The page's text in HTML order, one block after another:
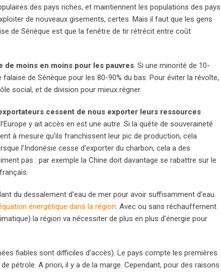
des pays riches, et maintiennent les populations des pays
de nouveaux gisements, certes. Mais il faut que les gens
de Sénèque est que la fenêtre de tir rétrécit entre coût
de moins en moins pour les pauvres. Si une minorité de 10-
de Sénèque pour les 80-90% du bas. Pour éviter la révolte,
social, et de division pour mieux régner.
cessent de nous exporter leurs ressources
y ait accès en est une autre. Si la quête de souveraineté
à mesure qu’ils franchissent leur pic de production, cela
l’Indonésie cesse d’exporter du charbon, cela a des
pas : par exemple la Chine doit davantage se rabattre sur le
du dessalement d’eau de mer pour avoir suffisamment d’eau.
énergétique dans la région. Avec ou sans réchauffement
la région va nécessiter de plus en plus d’énergie pour
fiables sont difficiles d’accès). Le pays compte les premières
pétrole. A priori, il y a de la marge. Cependant, pour des raisons